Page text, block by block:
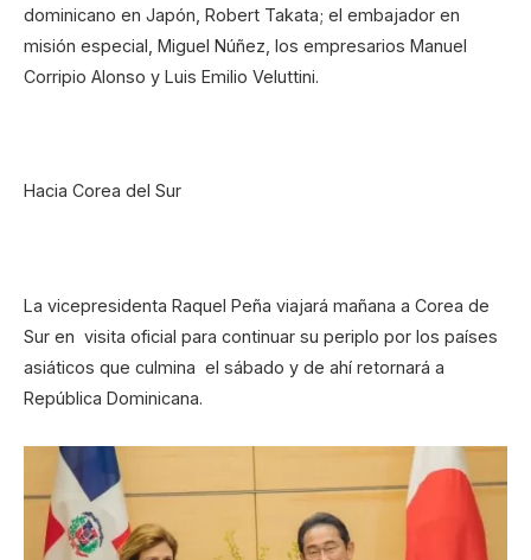
dominicano en Japón, Robert Takata; el embajador en
misión especial, Miguel Núñez, los empresarios Manuel
Corripio Alonso y Luis Emilio Veluttini.
Hacia Corea del Sur
La vicepresidenta Raquel Peña viajará mañana a Corea de
Sur en visita oficial para continuar su periplo por los países
asiáticos que culmina el sábado y de ahí retornará a
República Dominicana.